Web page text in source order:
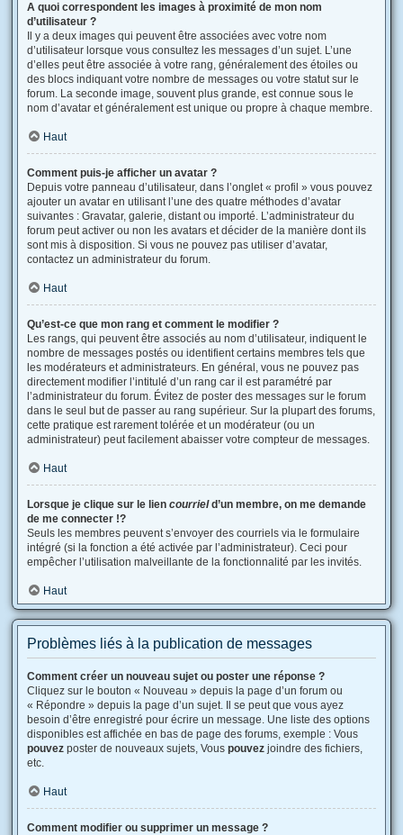
A quoi correspondent les images à proximité de mon nom
d’utilisateur ?
Il y a deux images qui peuvent être associées avec votre nom
d’utilisateur lorsque vous consultez les messages d’un sujet. L’une
d’elles peut être associée à votre rang, généralement des étoiles ou
des blocs indiquant votre nombre de messages ou votre statut sur le
forum. La seconde image, souvent plus grande, est connue sous le
nom d’avatar et généralement est unique ou propre à chaque membre.
Haut
Comment puis-je afficher un avatar ?
Depuis votre panneau d’utilisateur, dans l’onglet « profil » vous pouvez
ajouter un avatar en utilisant l’une des quatre méthodes d’avatar
suivantes : Gravatar, galerie, distant ou importé. L’administrateur du
forum peut activer ou non les avatars et décider de la manière dont ils
sont mis à disposition. Si vous ne pouvez pas utiliser d’avatar,
contactez un administrateur du forum.
Haut
Qu’est-ce que mon rang et comment le modifier ?
Les rangs, qui peuvent être associés au nom d’utilisateur, indiquent le
nombre de messages postés ou identifient certains membres tels que
les modérateurs et administrateurs. En général, vous ne pouvez pas
directement modifier l’intitulé d’un rang car il est paramétré par
l’administrateur du forum. Évitez de poster des messages sur le forum
dans le seul but de passer au rang supérieur. Sur la plupart des forums,
cette pratique est rarement tolérée et un modérateur (ou un
administrateur) peut facilement abaisser votre compteur de messages.
Haut
Lorsque je clique sur le lien courrield’un membre, on me demande
de me connecter !?
Seuls les membres peuvent s’envoyer des courriels via le formulaire
intégré (si la fonction a été activée par l’administrateur). Ceci pour
empêcher l’utilisation malveillante de la fonctionnalité par les invités.
Haut
Problèmes liés à la publication de messages
Comment créer un nouveau sujet ou poster une réponse ?
Cliquez sur le bouton « Nouveau » depuis la page d’un forum ou
« Répondre » depuis la page d’un sujet. Il se peut que vous ayez
besoin d’être enregistré pour écrire un message. Une liste des options
disponibles est affichée en bas de page des forums, exemple : Vous
pouvez poster de nouveaux sujets, Vous pouvez joindre des fichiers,
etc.
Haut
Comment modifier ou supprimer un message ?